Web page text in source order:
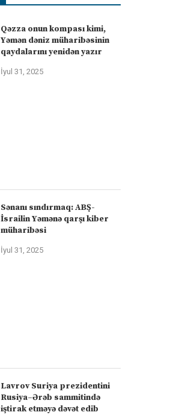
Qəzza onun kompası kimi,
Yəmən dəniz müharibəsinin
qaydalarını yenidən yazır
İyul 31, 2025
Sənanı sındırmaq: ABŞ-
İsrailin Yəmənə qarşı kiber
müharibəsi
İyul 31, 2025
Lavrov Suriya prezidentini
Rusiya–Ərəb sammitində
iştirak etməyə dəvət edib